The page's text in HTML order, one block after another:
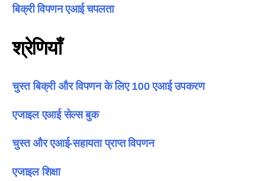
बिक्री विपणन एआई चपलता
श्रेणियाँ
चुस्त बिक्री और विपणन के लिए 100 एआई उपकरण
एजाइल एआई सेल्स बुक
चुस्त और एआई-सहायता प्राप्त विपणन
एजाइल शिक्षा